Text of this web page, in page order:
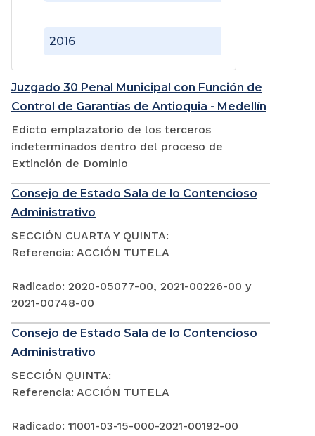
2016
Juzgado 30 Penal Municipal con Función de
Control de Garantías de Antioquia - Medellín
Edicto emplazatorio de los terceros
indeterminados dentro del proceso de
Extinción de Dominio
Consejo de Estado Sala de lo Contencioso
Administrativo
SECCIÓN CUARTA Y QUINTA:
Referencia: ACCIÓN TUTELA
Radicado: 2020-05077-00, 2021-00226-00 y
2021-00748-00
Consejo de Estado Sala de lo Contencioso
Administrativo
SECCIÓN QUINTA:
Referencia: ACCIÓN TUTELA
Radicado: 11001-03-15-000-2021-00192-00